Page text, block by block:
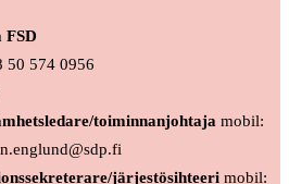
FSD
50 574 0956
toiminnanjohtaja mobil:
järjestösihteeri mobil: